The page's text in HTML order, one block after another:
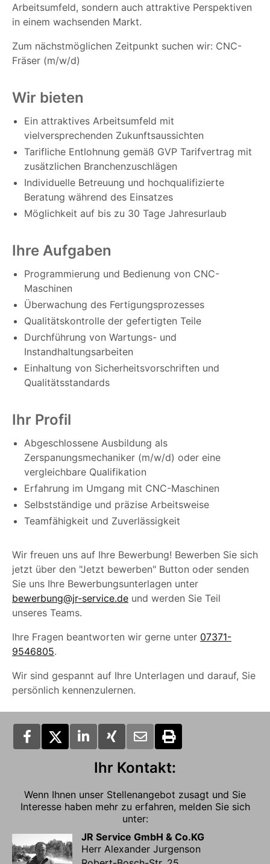
Arbeitsumfeld, sondern auch attraktive Perspektiven
in einem wachsenden Markt.
Zum nächstmöglichen Zeitpunkt suchen wir: CNC-
Fräser (m/w/d)
Wir bieten
Ein attraktives Arbeitsumfeld mit
vielversprechenden Zukunftsaussichten
Tarifliche Entlohnung gemäß GVP Tarifvertrag mit
zusätzlichen Branchenzuschlägen
Individuelle Betreuung und hochqualifizierte
Beratung während des Einsatzes
Möglichkeit auf bis zu 30 Tage Jahresurlaub
Ihre Aufgaben
Programmierung und Bedienung von CNC-
Maschinen
Überwachung des Fertigungsprozesses
Qualitätskontrolle der gefertigten Teile
Durchführung von Wartungs- und
Instandhaltungsarbeiten
Einhaltung von Sicherheitsvorschriften und
Qualitätsstandards
Ihr Profil
Abgeschlossene Ausbildung als
Zerspanungsmechaniker (m/w/d) oder eine
vergleichbare Qualifikation
Erfahrung im Umgang mit CNC-Maschinen
Selbstständige und präzise Arbeitsweise
Teamfähigkeit und Zuverlässigkeit
Wir freuen uns auf Ihre Bewerbung! Bewerben Sie sich
jetzt über den "Jetzt bewerben" Button oder senden
Sie uns Ihre Bewerbungsunterlagen unter
bewerbung@jr-service.de und werden Sie Teil
unseres Teams.
Ihre Fragen beantworten wir gerne unter 07371-
9546805.
Wir sind gespannt auf Ihre Unterlagen und darauf, Sie
persönlich kennenzulernen.
Ihr Kontakt:
Wenn Ihnen unser Stellenangebot zusagt und Sie
Interesse haben mehr zu erfahren, melden Sie sich
unter:
JR Service GmbH & Co.KG
Herr Alexander Jurgenson